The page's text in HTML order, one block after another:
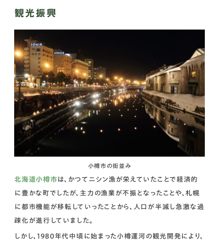
観光振興
小樽市の街並み
北海道小樽市 は、かつてニシン漁が栄えていたことで経済的
に豊かな町でしたが、主力の漁業が不振となったことや、札幌
に都市機能が移転していったことから、人口が半減し急激な過
疎化が進行していました。
しかし、1980年代中頃に始まった小樽運河の観光開発により、